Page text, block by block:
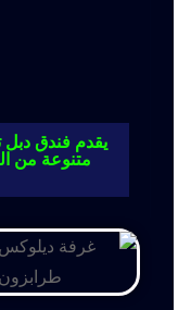
يقدم فندق
متنوعة من